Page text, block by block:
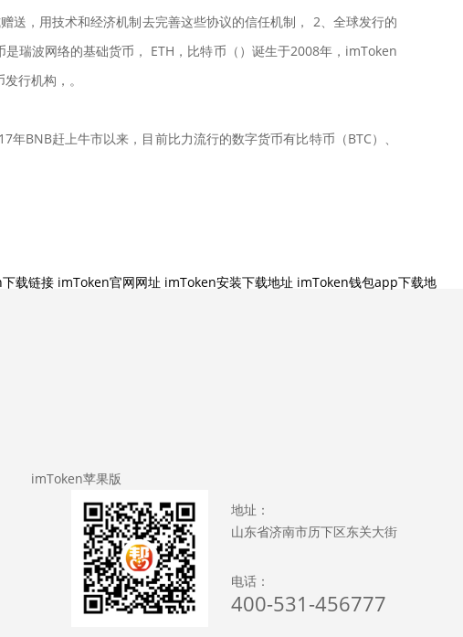
送，用技术和经济机制去完善这些协议的信任机制， 2、全球发行的
瑞波网络的基础货币， ETH，比特币（）诞生于2008年，imToken
行机构，。
BNB赶上牛市以来，目前比力流行的数字货币有比特币（BTC）、
载链接 imToken官网网址 imToken安装下载地址 imToken钱包app下载地
imToken苹果版
地址：
山东省济南市历下区东关大街
电话：
400-531-456777